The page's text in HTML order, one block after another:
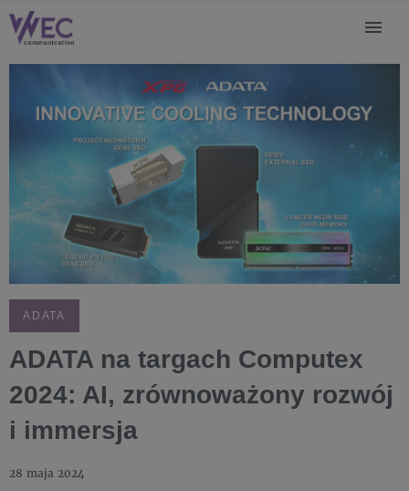
ADATA
ADATA na targach Computex
2024: AI, zrównoważony rozwój
i immersja
28 maja 2024